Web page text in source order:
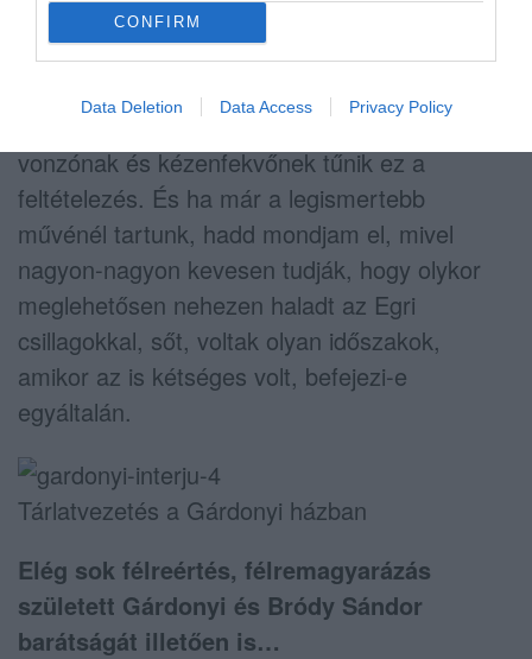
CONFIRM
Data Deletion Data Access Privacy Policy
láthatatlan emberben Isten ostora, azaz Attila
király, a hunok rettegett vezetője. Egyszóval az
Egri csillagok megírását nem az a tény
inspirálta, hogy rálátott a várra, bármennyire is
vonzónak és kézenfekvőnek tűnik ez a
feltételezés. És ha már a legismertebb
művénél tartunk, hadd mondjam el, mivel
nagyon-nagyon kevesen tudják, hogy olykor
meglehetősen nehezen haladt az Egri
csillagokkal, sőt, voltak olyan időszakok,
amikor az is kétséges volt, befejezi-e
egyáltalán.
Tárlatvezetés a Gárdonyi házban
Elég sok félreértés, félremagyarázás
született Gárdonyi és Bródy Sándor
barátságát illetően is…